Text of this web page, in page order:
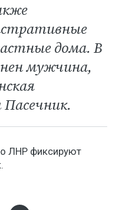
дома. В
мужчина,
ЛНР фиксируют